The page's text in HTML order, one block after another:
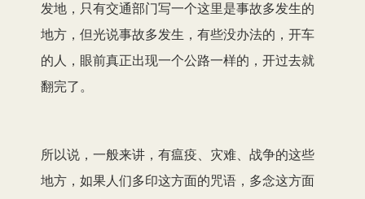
发地，只有交通部门写一个这里是事故多发生的
地方，但光说事故多发生，有些没办法的，开车
的人，眼前真正出现一个公路一样的，开过去就
翻完了。
所以说，一般来讲，有瘟疫、灾难、战争的这些
地方，如果人们多印这方面的咒语，多念这方面